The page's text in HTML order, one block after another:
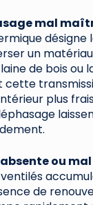
mal
un
de bois ou
cette
plus
ou
de